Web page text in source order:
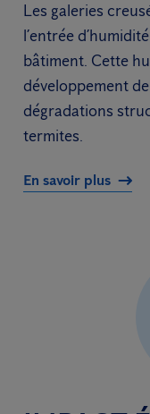
Les galeries
l’entrée
bâtiment. Cette
développement
dégradations
termites.
En savoir plus